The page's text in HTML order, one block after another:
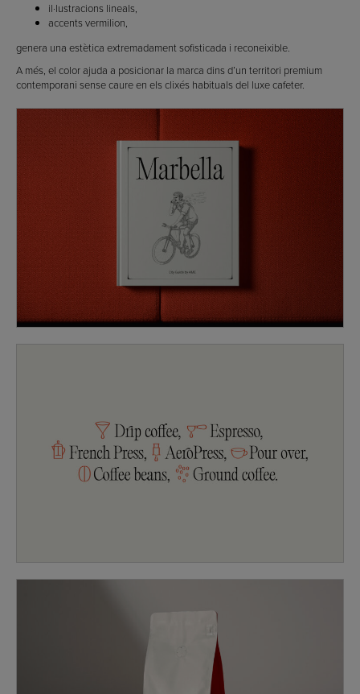
il·lustracions lineals,
accents vermilion,
genera una estètica extremadament sofisticada i reconeixible.
A més, el color ajuda a posicionar la marca dins d’un territori premium
contemporani sense caure en els clixés habituals del luxe cafeter.